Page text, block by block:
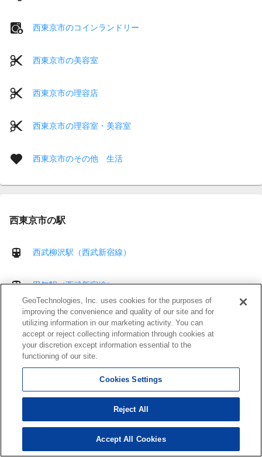
西東京市のコインランドリー
西東京市の美容室
西東京市の理容店
西東京市の理容室・美容室
西東京市のその他 生活
西東京市の駅
西武柳沢駅（西武新宿線）
田無駅（西武新宿線）
東伏見駅（西武新宿線）
ひばりヶ丘駅（西武池袋線）
保谷駅（西武池袋線）
住所確認サービス
住所表記をクレンジングできるクラウドサービス
GeoTechnologies, Inc. uses cookies for the purposes of
improving the convenience and quality of our site and for
utilizing information in our marketing activity. You can
accept or reject collecting information through cookies at
your discretion except information essential to the
functioning of our site.
Cookies Settings
Reject All
Accept All Cookies